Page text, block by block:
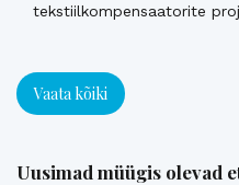
tekstiilkompensaatorite
Vaata kõiki
Uusimad müügis olevad